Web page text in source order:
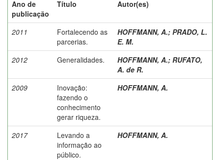
Ano de
publicação
Título Autor(es)
2011
Fortalecendo as
parcerias.
HOFFMANN, A.; PRADO, L.
E. M.
2012
Generalidades. HOFFMANN, A.; RUFATO,
A. de R.
2009
Inovação:
fazendo o
conhecimento
gerar riqueza.
HOFFMANN, A.
2017
Levando a
informação ao
público.
HOFFMANN, A.